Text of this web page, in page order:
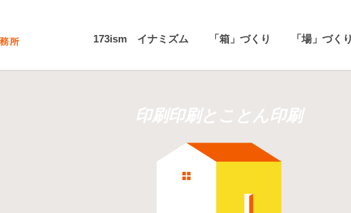
173ism イナミズム 「箱」づくり 「場」づくり
印刷印刷とことん印刷